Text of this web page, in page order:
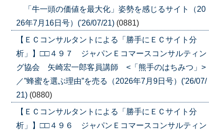
「牛一頭の価値を最大化」姿勢を感じるサイト（20
26年7月16日号）('26/07/21) (0881)
【ＥＣコンサルタントによる「勝手にＥＣサイト分
析」】□□４９７ ジャパンＥコマースコンサルティン
グ協会 矢崎宏一郎客員講師 <「熊手のはちみつ」>
／”蜂蜜を選ぶ理由”を売る（2026年7月9日号）('26/07/
21) (0880)
【ＥＣコンサルタントによる「勝手にＥＣサイト分
析」】□□４９６ ジャパンＥコマースコンサルティン